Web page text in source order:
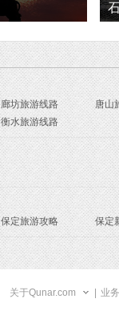
廊坊旅游线路 唐山
衡水旅游线路
保定旅游攻略 保定
关于Qunar.com 业